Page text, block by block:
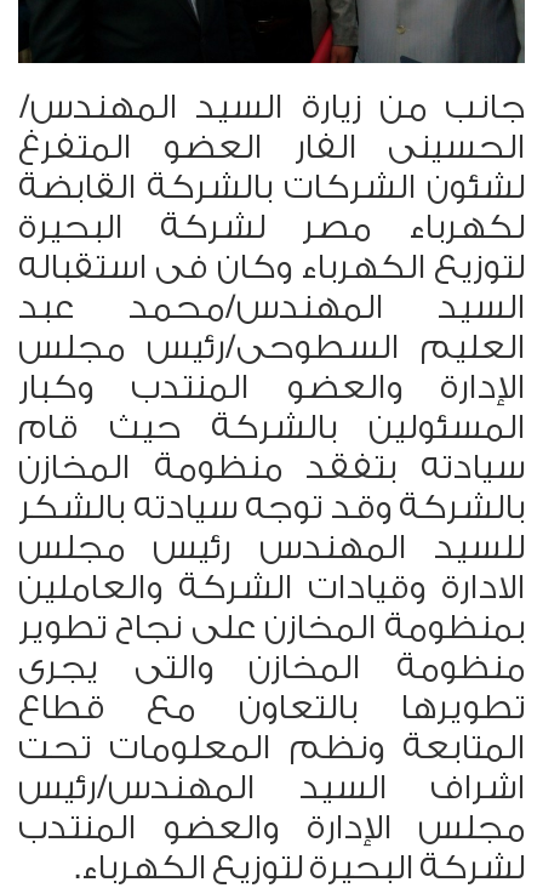
جانب من زيارة السيد المهندس/
الحسينى الفار العضو المتفرغ
لشئون الشركات بالشركة القابضة
لكهرباء مصر لشركة البحيرة
لتوزيع الكهرباء وكان فى استقباله
السيد المهندس/محمد عبد
العليم السطوحى/رئيس مجلس
الإدارة والعضو المنتدب وكبار
المسئولين بالشركة حيث قام
سيادته بتفقد منظومة المخازن
بالشركة وقد توجه سيادته بالشكر
للسيد المهندس رئيس مجلس
الادارة وقيادات الشركة والعاملين
بمنظومة المخازن على نجاح تطوير
منظومة المخازن والتى يجرى
تطويرها بالتعاون مع قطاع
المتابعة ونظم المعلومات تحت
اشراف السيد المهندس/رئيس
مجلس الإدارة والعضو المنتدب
لشركة البحيرة لتوزيع الكهرباء.